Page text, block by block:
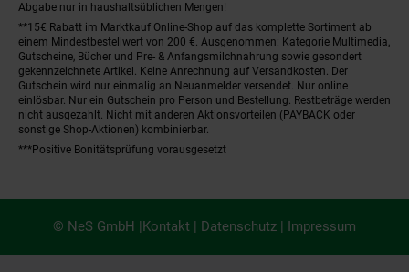
Abgabe nur in haushaltsüblichen Mengen!
**15€ Rabatt im Marktkauf Online-Shop auf das komplette Sortiment ab
einem Mindestbestellwert von 200 €. Ausgenommen: Kategorie Multimedia,
Gutscheine, Bücher und Pre- & Anfangsmilchnahrung sowie gesondert
gekennzeichnete Artikel. Keine Anrechnung auf Versandkosten. Der
Gutschein wird nur einmalig an Neuanmelder versendet. Nur online
einlösbar. Nur ein Gutschein pro Person und Bestellung. Restbeträge werden
nicht ausgezahlt. Nicht mit anderen Aktionsvorteilen (PAYBACK oder
sonstige Shop-Aktionen) kombinierbar.
***Positive Bonitätsprüfung vorausgesetzt
© NeS GmbH |Kontakt | Datenschutz | Impressum